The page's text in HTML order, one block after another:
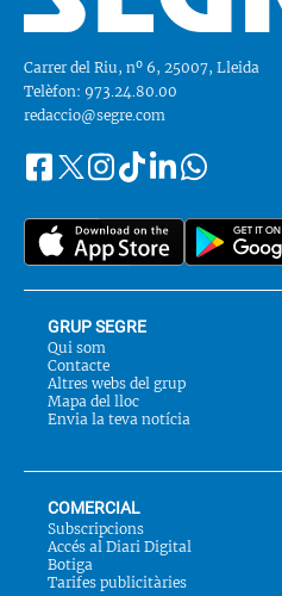
Carrer del Riu, nº 6, 25007, Lleida
Telèfon: 973.24.80.00
redaccio@segre.com
Segueix-
a::
FacebookInstagram
TiktokLinkedinWhatsapp
GRUP SEGRE
Qui som
Contacte
Altres webs del grup
Mapa del lloc
Envia la teva notícia
COMERCIAL
Subscripcions
Accés al Diari Digital
Botiga
Tarifes publicitàries